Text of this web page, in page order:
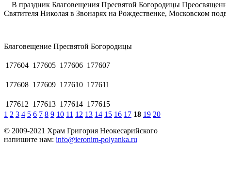
В праздник Благовещения Пресвятой Богородицы
Святителя Николая в Звонарях на Рождественке, Московском
Благовещение Пресвятой Богорoдицы
177604 177605 177606 177607
177608 177609 177610 177611
177612 177613 177614 177615
1 2 3 4 5 6 7 8 9 10 11 12 13 14 15 16 17 18 19 20
© 2009-2021 Храм Григория Неокесарийского
напишите нам: info@ieronim-polyanka.ru